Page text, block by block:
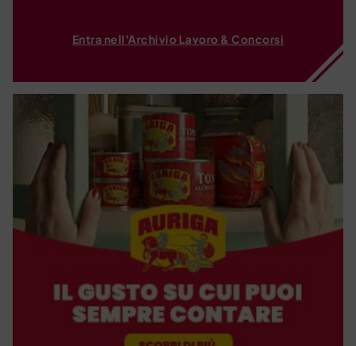
Entra nell'Archivio Lavoro & Concorsi